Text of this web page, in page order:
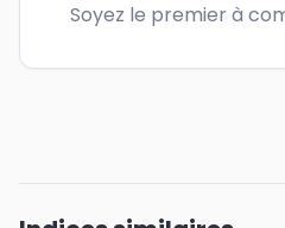
Soyez le premier à